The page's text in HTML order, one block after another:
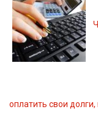
оплатить свои